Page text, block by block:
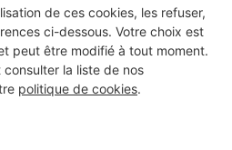
de ces cookies, les refuser,
ci-dessous. Votre choix est
peut être modifié à tout moment.
la liste de nos
politique de cookies.